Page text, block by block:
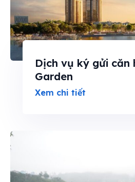
Dịch vụ ký gửi căn
Garden
Xem chi tiết